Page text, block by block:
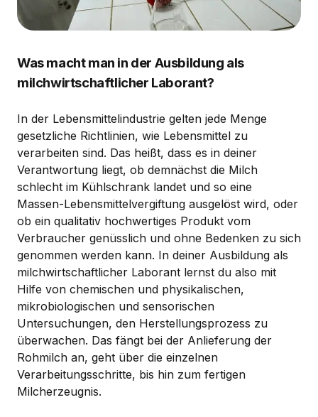
Was macht man in der Ausbildung als
milchwirtschaftlicher Laborant?
In der Lebensmittelindustrie gelten jede Menge
gesetzliche Richtlinien, wie Lebensmittel zu
verarbeiten sind. Das heißt, dass es in deiner
Verantwortung liegt, ob demnächst die Milch
schlecht im Kühlschrank landet und so eine
Massen-Lebensmittelvergiftung ausgelöst wird, oder
ob ein qualitativ hochwertiges Produkt vom
Verbraucher genüsslich und ohne Bedenken zu sich
genommen werden kann. In deiner Ausbildung als
milchwirtschaftlicher Laborant lernst du also mit
Hilfe von chemischen und physikalischen,
mikrobiologischen und sensorischen
Untersuchungen, den Herstellungsprozess zu
überwachen. Das fängt bei der Anlieferung der
Rohmilch an, geht über die einzelnen
Verarbeitungsschritte, bis hin zum fertigen
Milcherzeugnis.